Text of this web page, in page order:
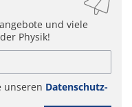
und viele
Physik!
unseren Datenschutz-